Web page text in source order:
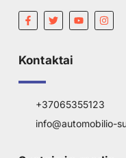
Kontaktai
+37065355123
info@automobilio-